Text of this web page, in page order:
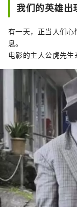
我们的英雄出
有一天，正当人们
息。
电影的主人公虎先生